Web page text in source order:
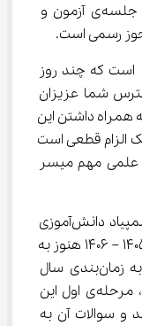
آماده کرده‌اند، باید بدانند که ورود به جلسه‌ی آزمون و
است که چند روز
شما عزیزان
همراه داشتن این
الزام قطعی است
علمی مهم میسر
در حالی که تاریخ دقیق برگزاری آزمون المپیاد دانش‌آموزی
رشته نجوم و اخترفیزیک سال تحصیلی 1405 – 1406 هنوز به
طور رسمی اعلام نشده است، می‌توان به زمان‌بندی سال
گذشته نگاهی انداخت. در سال گذشته، مرحله‌ی اول این
گردید و سوالات آن به